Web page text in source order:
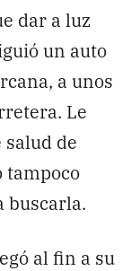
dar a luz
un auto
a unos
Le
de
tampoco
buscarla.
al fin a su